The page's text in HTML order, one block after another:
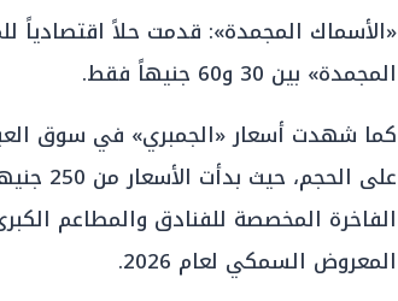
«الأسماك المجمدة»: قدمت حلاً اقتصادياً
المجمدة» بين 30 و60 جنيهاً فقط.
كما شهدت أسعار «الجمبري» في سوق
الفاخرة المخصصة للفنادق والمطاعم
المعروض السمكي لعام 2026.